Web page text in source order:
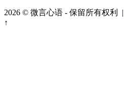
2026 © 微言心语 - 保留所有权利 |
↑